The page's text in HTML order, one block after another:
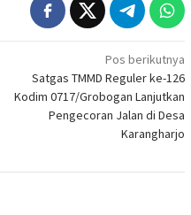
Pos berikutnya
Satgas TMMD Reguler ke-126
Kodim 0717/Grobogan Lanjutkan
Pengecoran Jalan di Desa
Karangharjo